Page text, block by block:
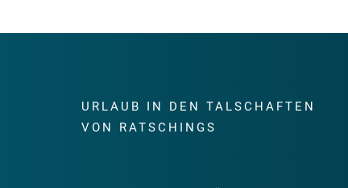
URLAUB IN DEN TALSCHAFTEN
VON RATSCHINGS